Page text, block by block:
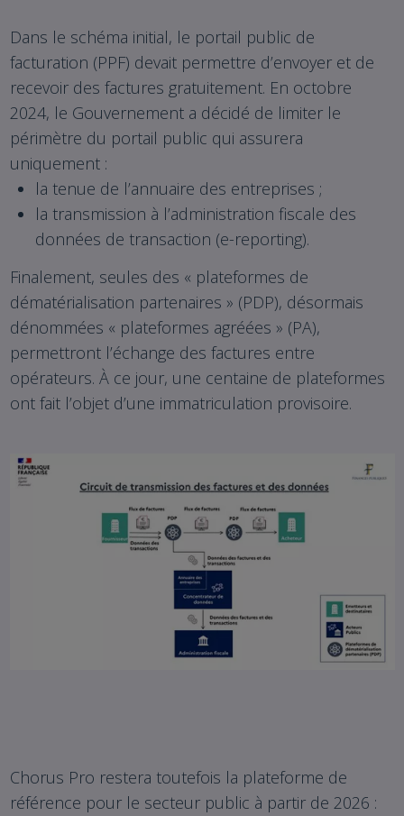
Dans le schéma initial, le portail public de
facturation (PPF) devait permettre d’envoyer et de
recevoir des factures gratuitement. En octobre
2024, le Gouvernement a décidé de limiter le
périmètre du portail public qui assurera
uniquement :
la tenue de l’annuaire des entreprises ;
la transmission à l’administration fiscale des
données de transaction (e-reporting).
Finalement, seules des « plateformes de
dématérialisation partenaires » (PDP), désormais
dénommées « plateformes agréées » (PA),
permettront l’échange des factures entre
opérateurs. À ce jour, une centaine de plateformes
ont fait l’objet d’une immatriculation provisoire.
Chorus Pro restera toutefois la plateforme de
référence pour le secteur public à partir de 2026 :